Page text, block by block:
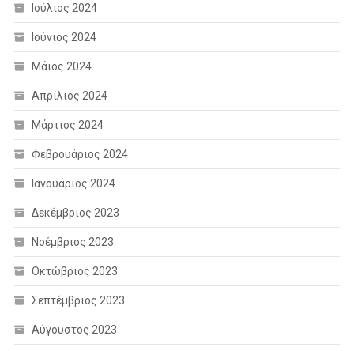
Ιούλιος 2024
Ιούνιος 2024
Μάιος 2024
Απρίλιος 2024
Μάρτιος 2024
Φεβρουάριος 2024
Ιανουάριος 2024
Δεκέμβριος 2023
Νοέμβριος 2023
Οκτώβριος 2023
Σεπτέμβριος 2023
Αύγουστος 2023